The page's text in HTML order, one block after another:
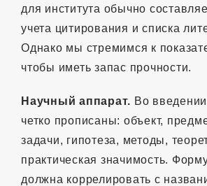
для института обычно
учета цитирования и списка
Однако мы стремимся к
чтобы иметь запас прочности.
Научный аппарат. Во
четко прописаны: объект,
задачи, гипотеза, методы,
практическая значимость.
должна коррелировать с